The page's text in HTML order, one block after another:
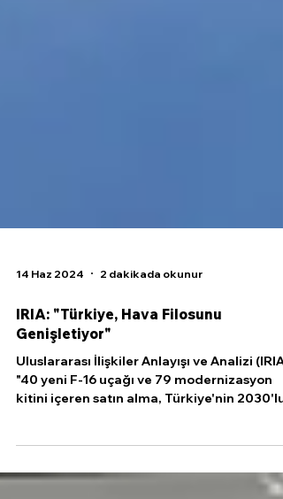
14 Haz 2024
IRIA: "Türkiye, Hava Filosunu
Genişletiyor"
"40 yeni F-16 uçağı ve 79 modernizasyon
kitini içeren satın alma, Türkiye'nin